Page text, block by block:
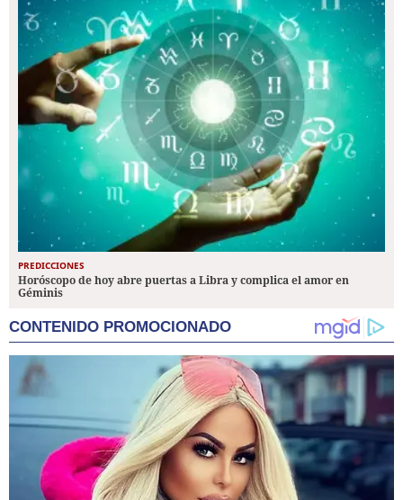
PREDICCIONES
Horóscopo de hoy abre puertas a Libra y complica el amor en
Géminis
CONTENIDO PROMOCIONADO